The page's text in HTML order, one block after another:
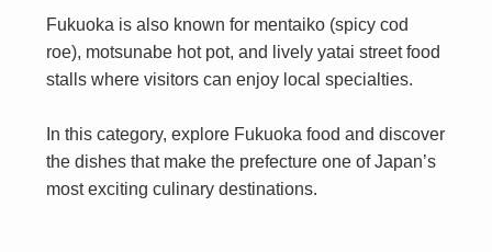
Fukuoka is also known for mentaiko (spicy cod
roe), motsunabe hot pot, and lively yatai street food
stalls where visitors can enjoy local specialties.
In this category, explore Fukuoka food and discover
the dishes that make the prefecture one of Japan’s
most exciting culinary destinations.